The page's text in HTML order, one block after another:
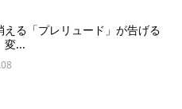
える「プレリュード」が告げる
...